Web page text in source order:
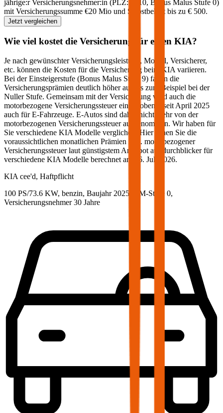
jährige:r Versicherungsnehmer:in (PLZ:
1010, Bonus Malus Stufe 0)
mit Versicherungssumme €20 Mio und Selbstbehalt bis zu € 500.
Jetzt vergleichen
Wie viel kostet die Versicherung für einen KIA?
Je nach gewünschter Versicherungsleistung, Modell, Versicherer,
etc. können die Kosten für die Versicherung beim
KIA variieren.
Bei der Einsteigerstufe (Bonus Malus Stufe 9) fallen die
Versicherungsprämien deutlich höher aus als zum Beispiel bei der
Nuller Stufe. Gemeinsam mit der Versicherung wird auch die
motorbezogene Versicherungssteuer eingehoben – seit April 2025
auch für E-Fahrzeuge. E-Autos sind daher nicht mehr von der
motorbezogenen Versicherungssteuer ausgenommen. Wir haben für
Sie verschiedene KIA Modelle verglichen. Hier sehen Sie die
voraussichtlichen monatlichen Prämien inkl. motorbezogener
Versicherungssteuer laut günstigstem Angebot auf durchblicker für
verschiedene KIA Modelle berechnet am 16. Juli 2026.
KIA cee'd, Haftpflicht
100 PS/73.6 KW, benzin, Baujahr 2025,
BM-Stufe 0,
Versicherungsnehmer 30 Jahre